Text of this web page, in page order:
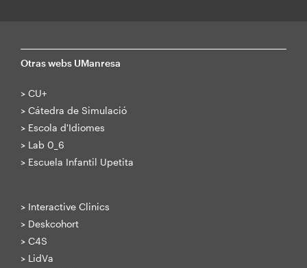
Otras webs UManresa
> CU+
> Cátedra de Simulació
> Escola d'Idiomes
> Lab 0_6
> Escuela Infantil Upetita
> Interactive Clinics
> Deskcohort
> C4S
> LidVa